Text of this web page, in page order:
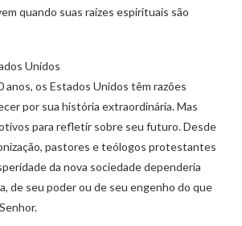
quando suas raízes espirituais são
Unidos
anos, os Estados Unidos têm razões
por sua história extraordinária. Mas
para refletir sobre seu futuro. Desde
pastores e teólogos protestantes
da nova sociedade dependeria
de seu poder ou de seu engenho do que